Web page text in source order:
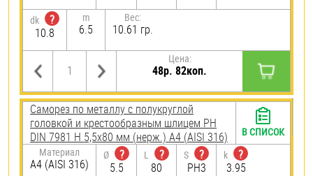
dk
?
10.8
m
6.5
Вес:
10.61 гр.
Цена:
48р. 82коп.
Саморез по металлу с полукруглой
головкой и крестообразным шлицем PH
DIN 7981 H 5,5х80 мм (нерж.) A4 (AISI 316)
Материал
A4 (AISI 316)
Ø
?
5.5
L
?
80
S
?
PH3
k
?
3.95
В СПИСОК